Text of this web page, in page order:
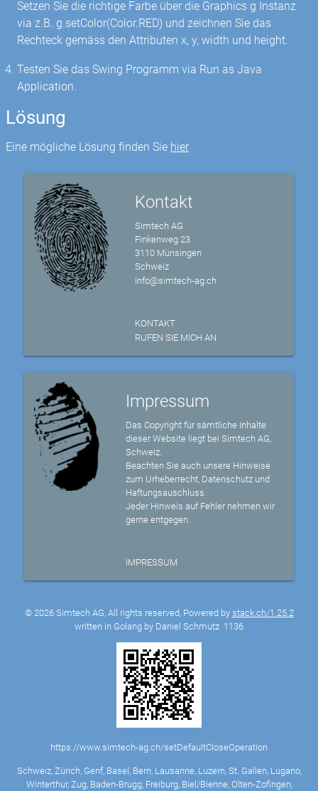
Setzen Sie die richtige Farbe über die Graphics g Instanz
via z.B. g.setColor(Color.RED) und zeichnen Sie das
Rechteck gemäss den Attributen x, y, width und height.
Testen Sie das Swing Programm via Run as Java
Application.
Lösung
Eine mögliche Lösung finden Sie hier
Kontakt
Simtech AG
Finkenweg 23
3110 Münsingen
Schweiz
info@simtech-ag.ch
KONTAKT
RUFEN SIE MICH AN
Impressum
Das Copyright für sämtliche Inhalte
dieser Website liegt bei Simtech AG,
Schweiz.
Beachten Sie auch unsere Hinweise
zum Urheberrecht, Datenschutz und
Haftungsauschluss.
Jeder Hinweis auf Fehler nehmen wir
gerne entgegen.
IMPRESSUM
© 2026 Simtech AG, All rights reserved, Powered by stack.ch/1.25.2
written in Golang by Daniel Schmutz 1136
https://www.simtech-ag.ch/setDefaultCloseOperation
Schweiz, Zürich, Genf, Basel, Bern, Lausanne, Luzern, St. Gallen, Lugano,
Winterthur, Zug, Baden-Brugg, Freiburg, Biel/Bienne, Olten-Zofingen,